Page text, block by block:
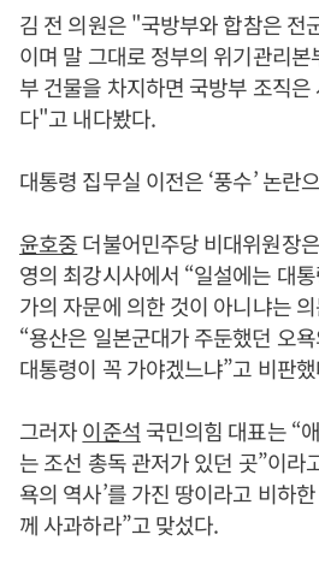
김 전 의원은 "국방부와 합참은 전
이며 말 그대로 정부의 위기관리
부 건물을 차지하면 국방부 조직
다"고 내다봤다.
대통령 집무실 이전은 ‘풍수’ 논란
윤호중더불어민주당 비대위원장
영의 최강시사에서 “일설에는 대
가의 자문에 의한 것이 아니냐는
“용산은 일본군대가 주둔했던 오
대통령이 꼭 가야겠느냐”고 비판
그러자이준석 국민의힘 대표는 “
는 조선 총독 관저가 있던 곳”이라
욕의 역사’를 가진 땅이라고 비하
께 사과하라”고 맞섰다.